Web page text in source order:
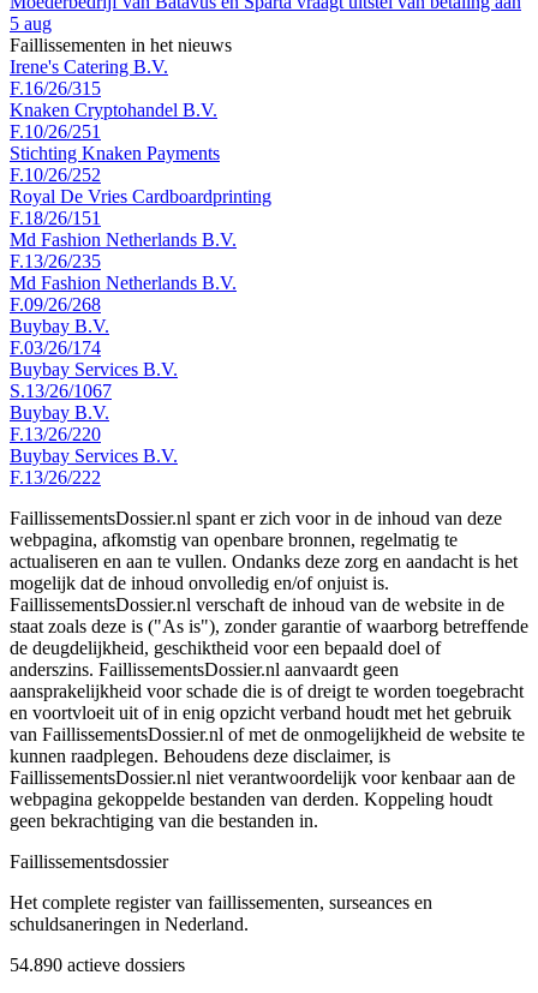
5 aug
Faillissementen in het nieuws
Irene's Catering B.V.
F.16/26/315
Knaken Cryptohandel B.V.
F.10/26/251
Stichting Knaken Payments
F.10/26/252
Royal De Vries Cardboardprinting
F.18/26/151
Md Fashion Netherlands B.V.
F.13/26/235
Md Fashion Netherlands B.V.
F.09/26/268
Buybay B.V.
F.03/26/174
Buybay Services B.V.
S.13/26/1067
Buybay B.V.
F.13/26/220
Buybay Services B.V.
F.13/26/222
FaillissementsDossier.nl spant er zich voor in de inhoud van deze
webpagina, afkomstig van openbare bronnen, regelmatig te
actualiseren en aan te vullen. Ondanks deze zorg en aandacht is het
mogelijk dat de inhoud onvolledig en/of onjuist is.
FaillissementsDossier.nl verschaft de inhoud van de website in de
staat zoals deze is ("As is"), zonder garantie of waarborg betreffende
de deugdelijkheid, geschiktheid voor een bepaald doel of
anderszins. FaillissementsDossier.nl aanvaardt geen
aansprakelijkheid voor schade die is of dreigt te worden toegebracht
en voortvloeit uit of in enig opzicht verband houdt met het gebruik
van FaillissementsDossier.nl of met de onmogelijkheid de website te
kunnen raadplegen. Behoudens deze disclaimer, is
FaillissementsDossier.nl niet verantwoordelijk voor kenbaar aan de
webpagina gekoppelde bestanden van derden. Koppeling houdt
geen bekrachtiging van die bestanden in.
Faillissementsdossier
Het complete register van faillissementen, surseances en
schuldsaneringen in Nederland.
54.890 actieve dossiers